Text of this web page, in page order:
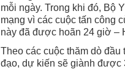
mỗi ngày. Trong khi đó, Bộ
mạng vì các cuộc tấn công
này đã được hoãn 24 giờ –
Theo các cuộc thăm dò
đạo, dự kiến sẽ giành được